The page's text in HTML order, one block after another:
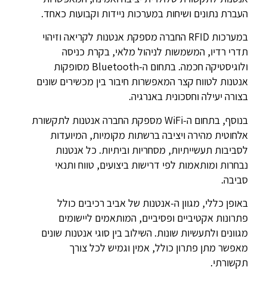
העברת נתונים ושיחות במערכות ניידות וקבועות כאחד.
במערכות RFID החברה מספקת אנטנות לקריאה וזיהוי
תדרי רדיו, המשמשות לניהול מלאי, בקרת כניסה
ולוגיסטיקה חכמה. בתחום ה-Bluetooth מסופקות
אנטנות לטווח קצר המאפשרות חיבור בין מכשירים שונים
בצורה יעילה וחסכונית באנרגיה.
בנוסף, בתחום ה-WiFi מספקת החברה אנטנות לתקשורת
אלחוטית מהירה ויציבה ברשתות מקומיות, המיועדות
לסביבות תעשייתיות, מסחריות וביתיות. כל אנטנות
נבחרות ומותאמות לפי דרישות ביצועים, טווח ותנאי
סביבה.
באופן כללי, מגוון ה-אנטנות של אביב רכיבים כולל
פתרונות אקטיביים ופסיביים, המותאמים ליישומים
מגוונים ולתעשיות שונות. השילוב בין סוגי אנטנות שונים
מאפשר מתן פתרון כולל, אמין וגמיש לכל צורך
תקשורתי.